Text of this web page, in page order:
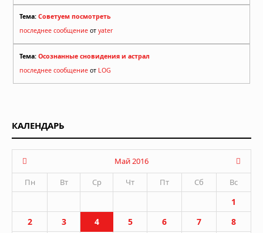
Тема: Советуем посмотреть
последнее сообщение от yater
Тема: Осознанные сновидения и астрал
последнее сообщение от LOG
КАЛЕНДАРЬ
Май 2016
Пн
Вт Ср Чт Пт Сб Вс
1
2
3 4 5 6 7
8